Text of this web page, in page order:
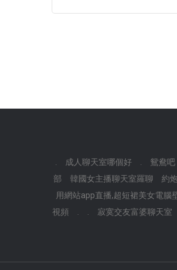
成人聊天室哪個好 鴛鴦吧
部
韓國女主播聊天室羅聊 約
用網站app直播,超短裙美女電腦
視頻
寂寞交友富婆聊天室